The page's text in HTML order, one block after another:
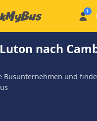
nach
Busunternehmen und